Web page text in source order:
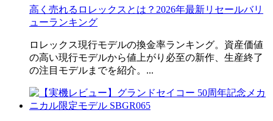
高く売れるロレックスとは？2026年最新リセールバリ
ューランキング
ロレックス現行モデルの換金率ランキング。資産価値
の高い現行モデルから値上がり必至の新作、生産終了
の注目モデルまでを紹介。...